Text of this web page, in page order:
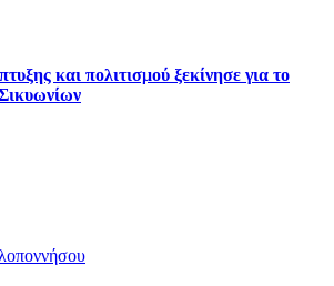
και πολιτισμού ξεκίνησε για το